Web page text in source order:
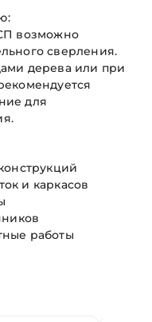
возможно
сверления.
дерева или при
для
и каркасов
работы